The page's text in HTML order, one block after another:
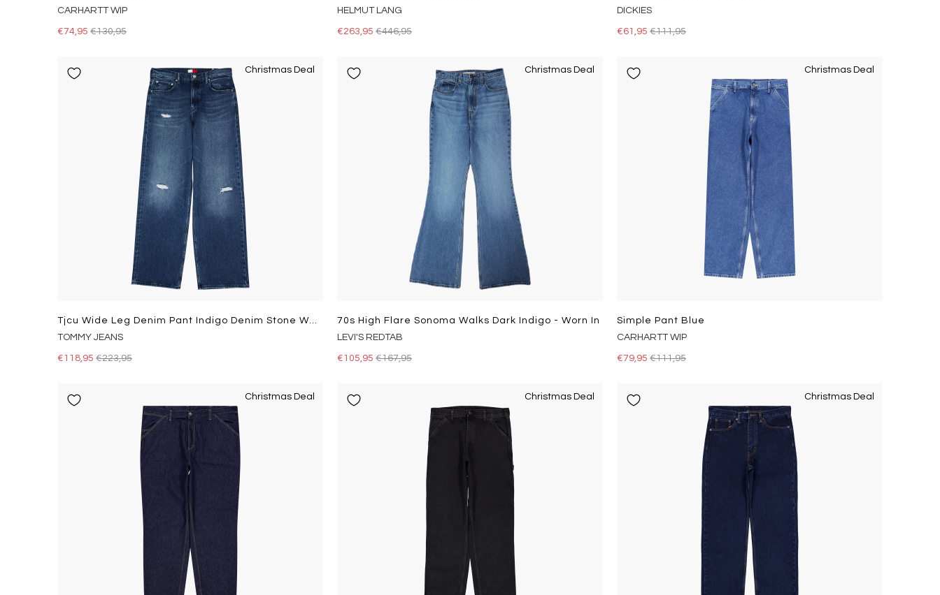
CARHARTT WIP
€74,95 €130,95
HELMUT LANG
€263,95 €446,95
DICKIES
€61,95 €111,95
Christmas Deal
Tjcu Wide Leg Denim Pant Indigo Denim Stone Washed
TOMMY JEANS
€118,95 €223,95
Christmas Deal
70s High Flare Sonoma Walks Dark Indigo - Worn In
LEVI'S REDTAB
€105,95 €167,95
Christmas Deal
Simple Pant Blue
CARHARTT WIP
€79,95 €111,95
Christmas Deal Christmas Deal Christmas Deal